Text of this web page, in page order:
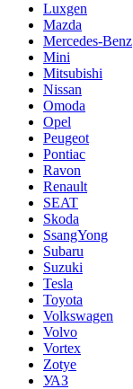
Luxgen
Mazda
Mercedes-Benz
Mini
Mitsubishi
Nissan
Omoda
Opel
Peugeot
Pontiac
Ravon
Renault
SEAT
Skoda
SsangYong
Subaru
Suzuki
Tesla
Toyota
Volkswagen
Volvo
Vortex
Zotye
УАЗ